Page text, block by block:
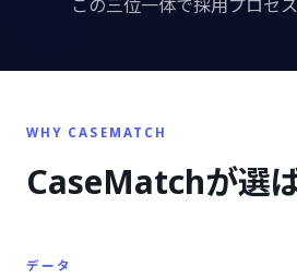
WHY CASEMATCH
CaseMatchが選
データ